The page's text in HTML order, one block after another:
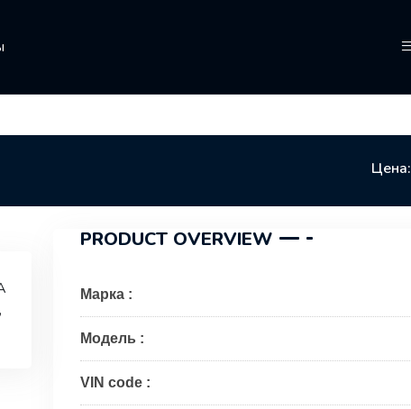
Цена:
PRODUCT OVERVIEW
Марка :
Модель :
VIN code :